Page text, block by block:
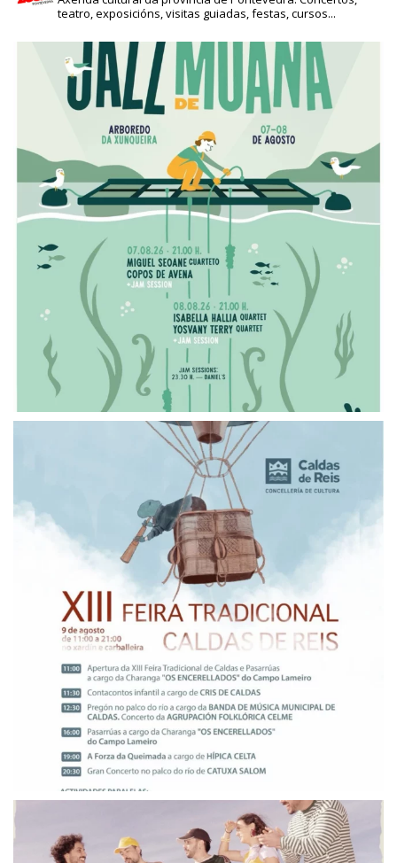
teatro, exposicións, visitas guiadas, festas, cursos...